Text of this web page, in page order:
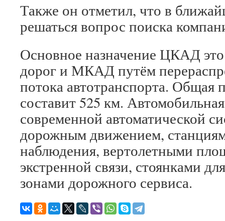
Также он отметил, что в
решаться вопрос поиска
Основное назначение ЦКАД
дорог и МКАД путём
потока автотранспорта.
составит 525 км.
современной автоматической
дорожным движением,
наблюдения, вертолетными
экстренной связи, стоянками
зонами дорожного сервиса.